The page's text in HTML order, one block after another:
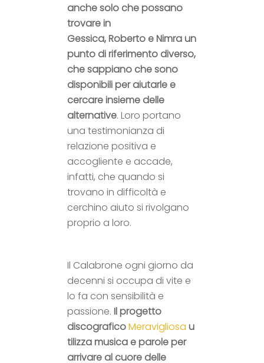
anche solo che possano
trovare in
Gessica, Roberto e Nimra un
punto di riferimento diverso,
che sappiano che sono
disponibili per aiutarle e
cercare insieme delle
alternative. Loro portano
una testimonianza di
relazione positiva e
accogliente e accade,
infatti, che quando si
trovano in difficoltà e
cerchino aiuto si rivolgano
proprio a loro.
Il Calabrone ogni giorno da
decenni si occupa di vite e
lo fa con sensibilità e
passione. Il progetto
discograficoMeravigliosa u
tilizza musica e parole per
arrivare al cuore delle